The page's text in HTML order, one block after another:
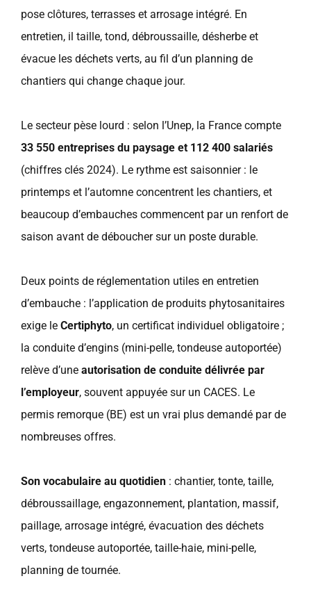
pose clôtures, terrasses et arrosage intégré. En
entretien, il taille, tond, débroussaille, désherbe et
évacue les déchets verts, au fil d’un planning de
chantiers qui change chaque jour.
Le secteur pèse lourd : selon l’Unep, la France compte
33 550 entreprises du paysage et 112 400 salariés
(chiffres clés 2024). Le rythme est saisonnier : le
printemps et l’automne concentrent les chantiers, et
beaucoup d’embauches commencent par un renfort de
saison avant de déboucher sur un poste durable.
Deux points de réglementation utiles en entretien
d’embauche : l’application de produits phytosanitaires
exige le Certiphyto, un certificat individuel obligatoire ;
la conduite d’engins (mini-pelle, tondeuse autoportée)
relève d’une autorisation de conduite délivrée par
l’employeur, souvent appuyée sur un CACES. Le
permis remorque (BE) est un vrai plus demandé par de
nombreuses offres.
Son vocabulaire au quotidien : chantier, tonte, taille,
débroussaillage, engazonnement, plantation, massif,
paillage, arrosage intégré, évacuation des déchets
verts, tondeuse autoportée, taille-haie, mini-pelle,
planning de tournée.